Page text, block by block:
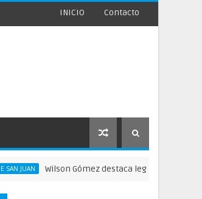
INICIO Contacto
Wilson Gómez destaca legado del general